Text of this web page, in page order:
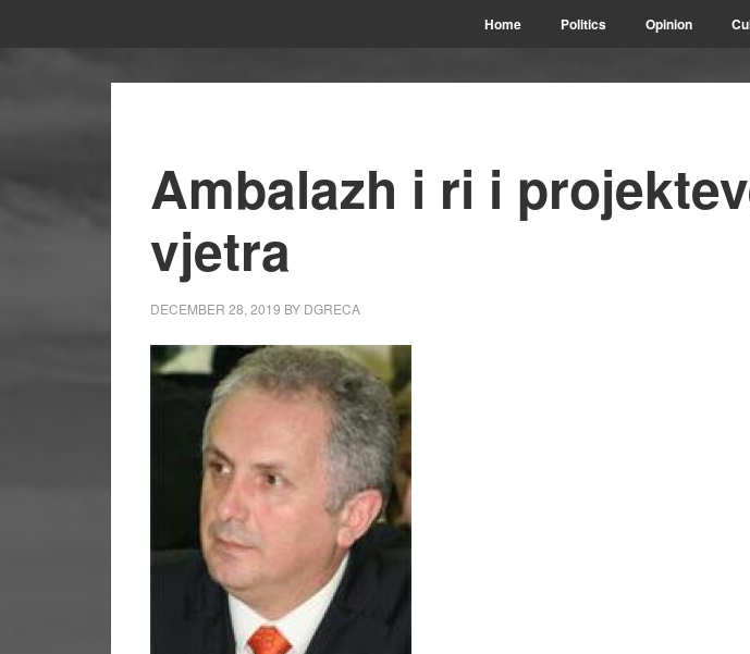
Home Politics Opinion
Ambalazh i ri i
vjetra
DECEMBER 28, 2019 BY DGRECA